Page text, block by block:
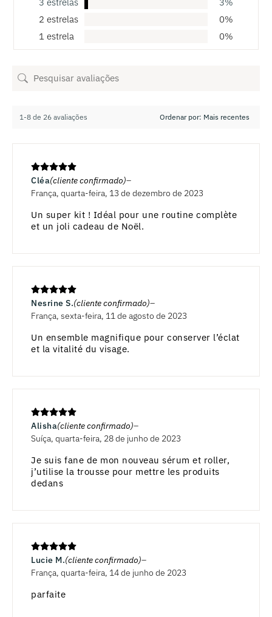
2 estrelas
0%
1 estrela
0%
1-8 de 26 avaliações
Cléa(cliente confirmado)
França, quarta-feira, 13 de dezembro de 2023
Un super kit ! Idéal pour une routine complète
et un joli cadeau de Noël.
Nesrine S.(cliente confirmado)
França, sexta-feira, 11 de agosto de 2023
Un ensemble magnifique pour conserver l’éclat
et la vitalité du visage.
Alisha(cliente confirmado)
Suíça, quarta-feira, 28 de junho de 2023
Je suis fane de mon nouveau sérum et roller,
j’utilise la trousse pour mettre les produits
dedans
Lucie M.(cliente confirmado)
França, quarta-feira, 14 de junho de 2023
parfaite